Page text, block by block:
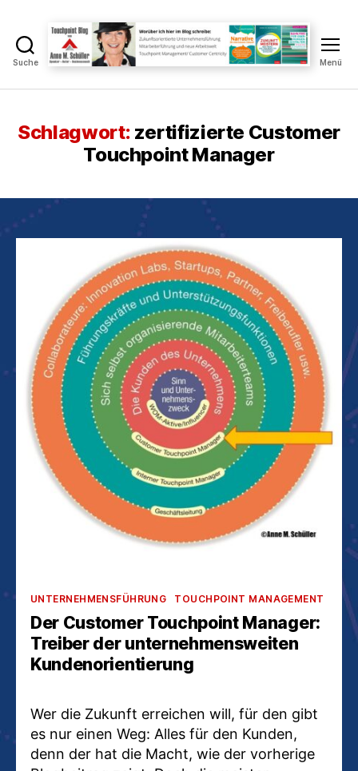
Suche
Touchpoint
Blog
M.
Schüller
Menü
Schlagwort: zertifizierte Customer
Touchpoint Manager
Kategorien
UNTERNEHMENSFÜHRUNG TOUCHPOINT MANAGEMENT
Der Customer Touchpoint Manager:
Treiber der unternehmensweiten
Kundenorientierung
Wer die Zukunft erreichen will, für den gibt
es nur einen Weg: Alles für den Kunden,
denn der hat die Macht, wie der vorherige